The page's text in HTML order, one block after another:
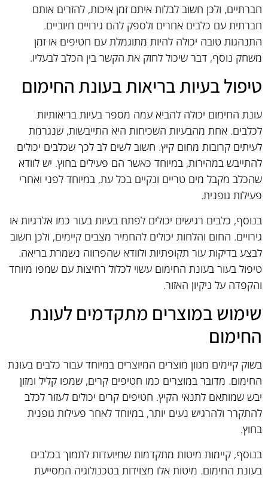
חברתיים, ולכן חשוב לבלות איתם זמן איכות, להזרים אותם
חברתית עם כלבים אחרים ולספק להם גירויים חיוביים.
התנהגות טובה יכולה להיות מתוגמלת עם חטיפים או זמן
משחק נוסף, דבר שיכול לחזק את הקשר בין הכלב לבעליו.
טיפול בעיות בריאות בעונת החימום
עונת החימום יכולה להביא עמה מספר בעיות בריאותיות
לכלבים. אחת מהבעיות השכיחות היא התייבשות, שנגרמת
לעיתים קרובות מחום קיץ. חשוב לשים לב לכך שכלבים יכולים
להתייבש במהירות, במיוחד כאשר הם פעילים בחוץ. יש לוודא
שהכלב מקבל מים טריים ונקיים בכל עת, במיוחד לפני ואחרי
פעילות גופנית.
בנוסף, כלבים רגישים יכולים לפתח בעיות בעור כמו אלרגיות או
גירויים. החום והלחות יכולים להחמיר מצבים קיימים, ולכן חשוב
לבצע בדיקות עור תקופתיות ולוודא שהפרווה נשמרת בריאה.
טיפול בעור בעונת החימום עשוי לכלול רחיצות עם שמפו מיוחד
והקפדה על ניקיון האזור.
שימוש במוצרים מתקדמים לעונת
החימום
בשוק קיימים מגוון מוצרים המיוצרים במיוחד עבור כלבים בעונת
החימום. מדובר במוצרים כמו חטיפים קרים, שמפו קליל ומזון
יבש שמותאם לתנאי הקיץ. חטיפים קרים יכולים לעזור לכלב
להתקרר ולהרגיש נעים יותר, במיוחד לאחר פעילות גופנית
בחוץ.
בנוסף, קיימות מיטות מתקדמות שמיועדות לתמוך בכלבים
בעונת החימום. מיטות אלו מצוידות בטכנולוגיה המסייעת